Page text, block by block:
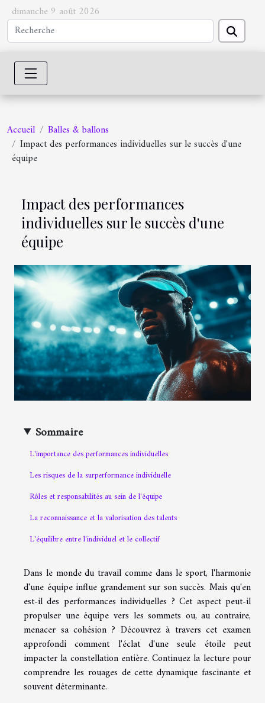
dimanche 9 août 2026
Accueil
Balles & ballons
Impact des performances individuelles sur le succès d'une
équipe
Impact des performances
individuelles sur le succès d'une
équipe
Sommaire
L'importance des performances individuelles
Les risques de la surperformance individuelle
Rôles et responsabilités au sein de l'équipe
La reconnaissance et la valorisation des talents
L'équilibre entre l'individuel et le collectif
Dans le monde du travail comme dans le sport, l'harmonie
d'une équipe influe grandement sur son succès. Mais qu'en
est-il des performances individuelles ? Cet aspect peut-il
propulser une équipe vers les sommets ou, au contraire,
menacer sa cohésion ? Découvrez à travers cet examen
approfondi comment l'éclat d'une seule étoile peut
impacter la constellation entière. Continuez la lecture pour
comprendre les rouages de cette dynamique fascinante et
souvent déterminante.